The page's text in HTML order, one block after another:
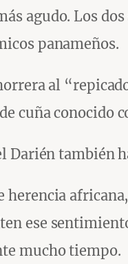
agudo. Los
panameños.
al
cuña conocido
Darién también
herencia
ese
mucho tiempo.